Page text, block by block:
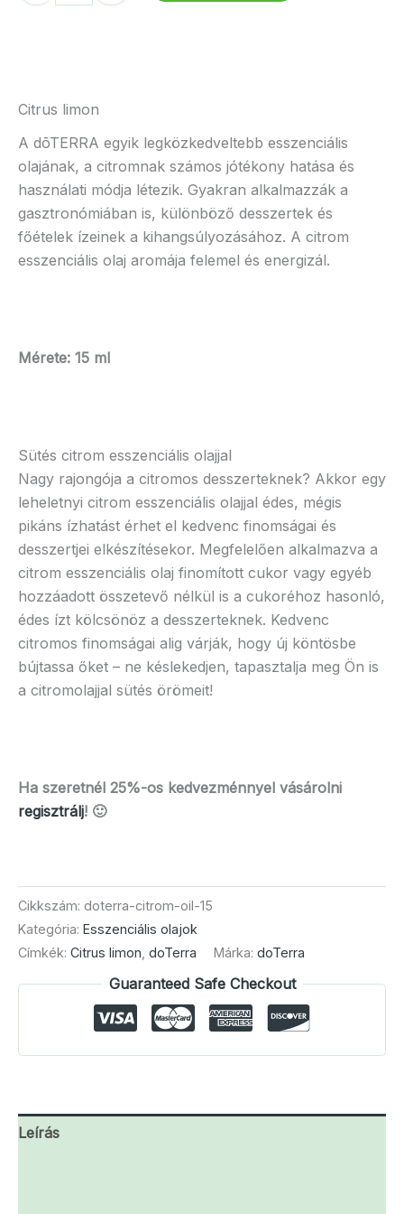
Citrus limon
A dōTERRA egyik legközkedveltebb esszenciális
olajának, a citromnak számos jótékony hatása és
használati módja létezik. Gyakran alkalmazzák a
gasztronómiában is, különböző desszertek és
főételek ízeinek a kihangsúlyozásához. A citrom
esszenciális olaj aromája felemel és energizál.
Mérete: 15 ml
Sütés citrom esszenciális olajjal
Nagy rajongója a citromos desszerteknek? Akkor egy
leheletnyi citrom esszenciális olajjal édes, mégis
pikáns ízhatást érhet el kedvenc finomságai és
desszertjei elkészítésekor. Megfelelően alkalmazva a
citrom esszenciális olaj finomított cukor vagy egyéb
hozzáadott összetevő nélkül is a cukoréhoz hasonló,
édes ízt kölcsönöz a desszerteknek. Kedvenc
citromos finomságai alig várják, hogy új köntösbe
bújtassa őket – ne késlekedjen, tapasztalja meg Ön is
a citromolajjal sütés örömeit!
Ha szeretnél 25%-os kedvezménnyel vásárolni
regisztrálj! 🙂
Cikkszám: doterra-citrom-oil-15
Kategória: Esszenciális olajok
Címkék: Citrus limon doTerra Márka: doTerra
Guaranteed Safe Checkout
Leírás